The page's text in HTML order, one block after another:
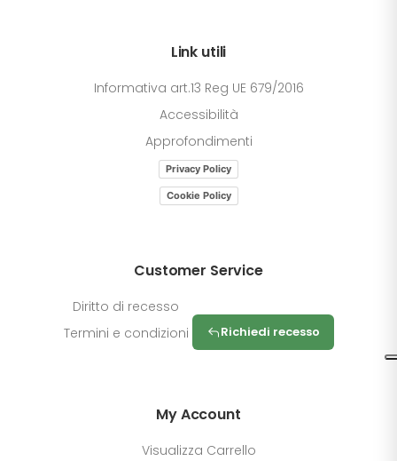
Link utili
Informativa art.13 Reg UE 679/2016
Accessibilità
Approfondimenti
Privacy Policy
Cookie Policy
Customer Service
Diritto di recesso
Termini e condizioni
Richiedi recesso
My Account
Visualizza Carrello